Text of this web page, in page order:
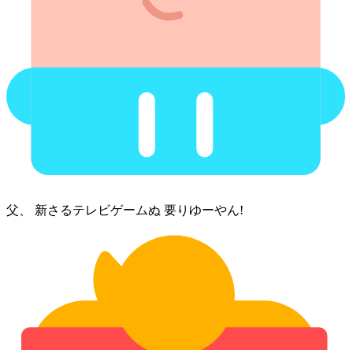
父、 新さる⁠テレビ⁠ゲーム⁠ぬ 要りゆー⁠やん!